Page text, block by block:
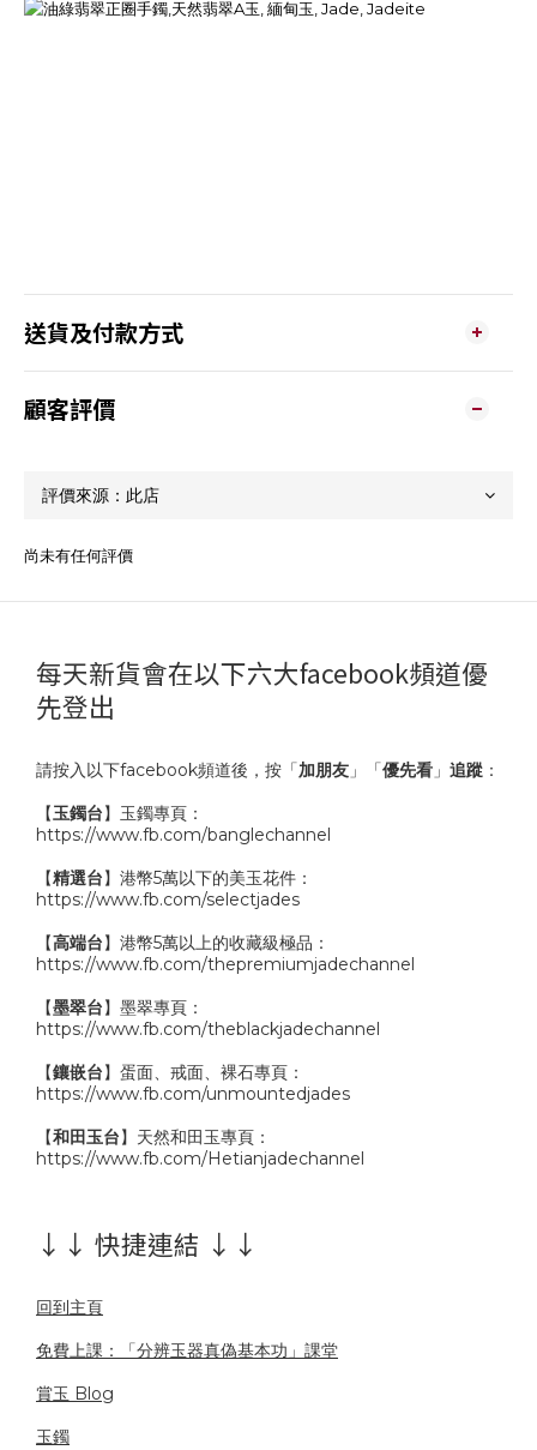
送貨及付款方式
顧客評價
尚未有任何評價
每天新貨會在以下六大facebook頻道優
先登出
請按入以下facebook頻道後，按「加朋友 」「優先看 」 追蹤 ：
【玉鐲台】玉鐲專頁：
https://www.fb.com/banglechannel
【精選台】港幣5萬以下的美玉花件：
https://www.fb.com/selectjades
【高端台】港幣5萬以上的收藏級極品：
https://www.fb.com/thepremiumjadechannel
【墨翠台】墨翠專頁：
https://www.fb.com/theblackjadechannel
【鑲嵌台】蛋面、戒面、裸石專頁：
https://www.fb.com/unmountedjades
【和田玉台】天然和田玉專頁：
https://www.fb.com/Hetianjadechannel
↓↓ 快捷連結 ↓↓
回到主頁
免費上課：「分辨玉器真偽基本功」課堂
賞玉 Blog
玉鐲